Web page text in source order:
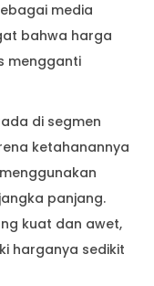
media
bahwa harga
mengganti
di segmen
ketahanannya
panjang.
kuat dan awet,
harganya sedikit